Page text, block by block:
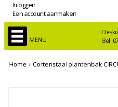
Bel:
Inloggen
Een account aanmaken
MENU
Home Cortenstaal plantenbak